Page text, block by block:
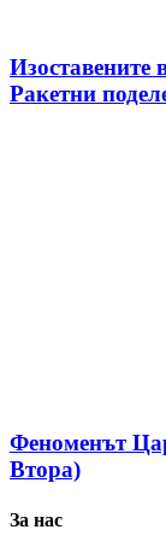
Изоставените
Ракетни
Феноменът
Втора)
За нас